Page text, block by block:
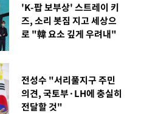
'K-팝 보부상' 스트레이 키
즈, 소리 봇짐 지고 세상으
로 "韓 요소 깊게 우려내"
전성수 "서리풀지구 주민
의견, 국토부·LH에 충실히
전달할 것"